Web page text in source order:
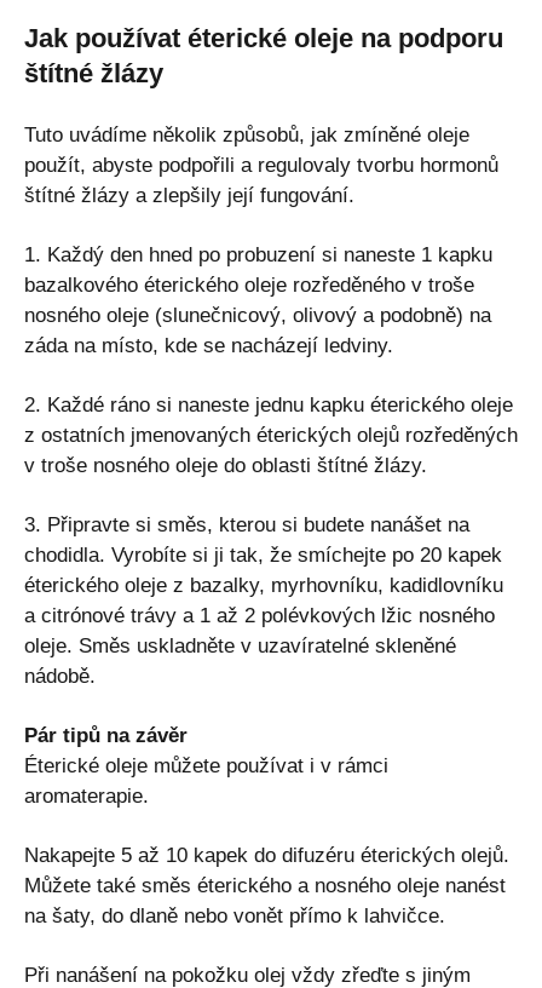
Jak používat éterické oleje na podporu
štítné žlázy
Tuto uvádíme několik způsobů, jak zmíněné oleje
použít, abyste podpořili a regulovaly tvorbu hormonů
štítné žlázy a zlepšily její fungování.
1. Každý den hned po probuzení si naneste 1 kapku
bazalkového éterického oleje rozředěného v troše
nosného oleje (slunečnicový, olivový a podobně) na
záda na místo, kde se nacházejí ledviny.
2. Každé ráno si naneste jednu kapku éterického oleje
z ostatních jmenovaných éterických olejů rozředěných
v troše nosného oleje do oblasti štítné žlázy.
3. Připravte si směs, kterou si budete nanášet na
chodidla. Vyrobíte si ji tak, že smíchejte po 20 kapek
éterického oleje z bazalky, myrhovníku, kadidlovníku
a citrónové trávy a 1 až 2 polévkových lžic nosného
oleje. Směs uskladněte v uzavíratelné skleněné
nádobě.
Pár tipů na závěr
Éterické oleje můžete používat i v rámci
aromaterapie.
Nakapejte 5 až 10 kapek do difuzéru éterických olejů.
Můžete také směs éterického a nosného oleje nanést
na šaty, do dlaně nebo vonět přímo k lahvičce.
Při nanášení na pokožku olej vždy zřeďte s jiným